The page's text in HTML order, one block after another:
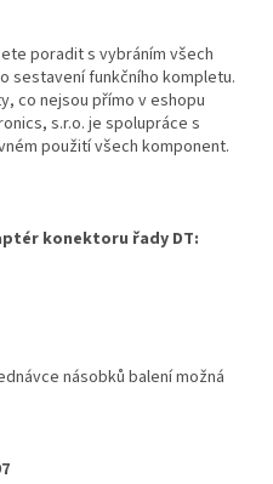
poradit s vybráním všech
sestavení funkčního kompletu.
co nejsou přímo v eshopu
s.r.o. je spolupráce s
použití všech komponent.
konektoru řady DT:
násobků balení možná